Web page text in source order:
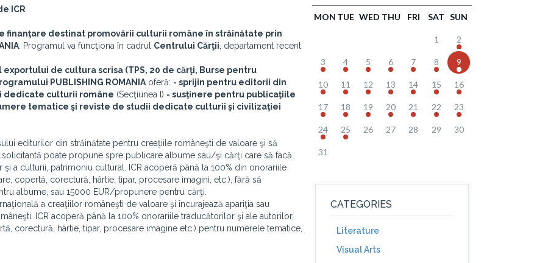
ICR
finanţare destinat promovării culturii române în străinătate prin
. Programul va funcţiona în cadrul Centrului Cărţii , departament recent
de cultura scrisa (TPS, 20 de cărţi, Burse pentru
PUBLISHING ROMANIA oferă: - sprijin pentru editorii din
dedicate culturii române (Secţiunea I) - susţinere pentru publicaţiile
tematice şi reviste de studii dedicate culturii şi civilizaţiei
editurilor din străinătate pentru creaţiile româneşti de valoare şi să
poate propune spre publicare albume sau/şi cărţi care să facă
a culturii, patrimoniu cultural. ICR acoperă până la 100% din onorariile
copertă, corectură, hârtie, tipar, procesare imagini, etc.), fără să
albume, sau 15000 EUR/propunere pentru cărţi.
a creaţiilor româneşti de valoare şi încurajează apariţia sau
ICR acoperă până la 100% onorariile traducătorilor şi ale autorilor,
corectură, hârtie, tipar, procesare imagine etc.) pentru numerele tematice,
MON TUE WED THU FRI SAT SUN
1 2
3 4 5 6 7 8 9
10 11 12 13 14 15 16
17 18 19 20 21 22 23
24 25 26 27 28 29 30
31
CATEGORIES
Literature
Visual Arts